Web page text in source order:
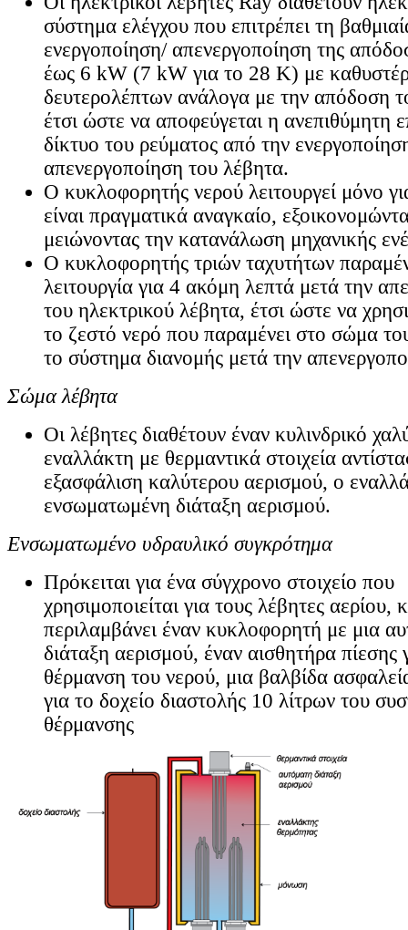
σύστημα ελέγχου που επιτρέπει τη
ενεργοποίηση/ απενεργοποίηση της
έως 6 kW (7 kW για το 28 Κ) με
δευτερολέπτων ανάλογα με την απόδοση
έτσι ώστε να αποφεύγεται η ανεπιθύμητη
δίκτυο του ρεύματος από την
απενεργοποίηση του λέβητα.
Ο κυκλοφορητής νερού λειτουργεί μόνο
είναι πραγματικά αναγκαίο,
μειώνοντας την κατανάλωση μηχανικής
Ο κυκλοφορητής τριών ταχυτήτων
λειτουργία για 4 ακόμη λεπτά μετά την
του ηλεκτρικού λέβητα, έτσι ώστε να
το ζεστό νερό που παραμένει στο σώμα
το σύστημα διανομής μετά την
Σώμα λέβητα
Οι λέβητες διαθέτουν έναν κυλινδρικό
εναλλάκτη με θερμαντικά στοιχεία
εξασφάλιση καλύτερου αερισμού, ο
ενσωματωμένη διάταξη αερισμού.
Ενσωματωμένο υδραυλικό συγκρότημα
Πρόκειται για ένα σύγχρονο στοιχείο που
χρησιμοποιείται για τους λέβητες αερίου,
περιλαμβάνει έναν κυκλοφορητή με μια
διάταξη αερισμού, έναν αισθητήρα πίεσης
θέρμανση του νερού, μια βαλβίδα
για το δοχείο διαστολής 10 λίτρων του
θέρμανσης